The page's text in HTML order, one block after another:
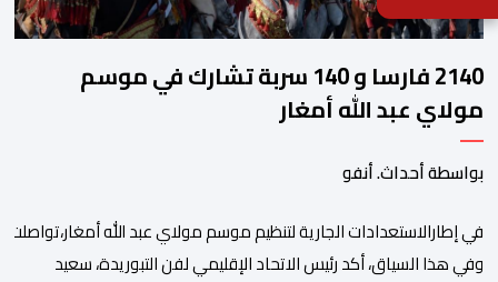
2140 فارسا و 140 سربة تشارك في موسم
مولاي عبد الله أمغار
بواسطة أحداث. أنفو
في إطارالاستعدادات الجارية لتنظيم موسم مولاي عبد الله
وفي هذا السياق، أكد رئيس الاتحاد الإقليمي لفن التبوريدة، سعيد